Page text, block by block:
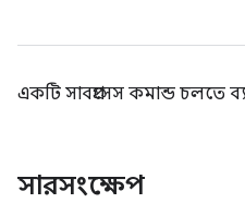
একটি সাবপ্রসেস কমান্ড চলতে
সারসংক্ষেপ